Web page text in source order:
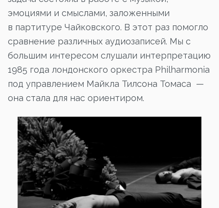
эмоциями и смыслами, заложенными
в партитуре Чайковского. В этот раз помогло
сравнение различных аудиозаписей. Мы с
большим интересом слушали интерпретацию
1985 года лондонского оркестра Philharmonia
под управлением Майкла Тилсона Томаса —
она стала для нас ориентиром.